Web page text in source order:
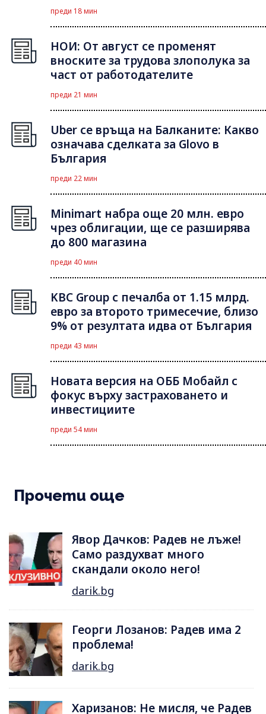
преди 18 мин
НОИ: От август се променят
вноските за трудова злополука за
част от работодателите
преди 21 мин
Uber се връща на Балканите: Какво
означава сделката за Glovo в
България
преди 22 мин
Minimart набра още 20 млн. евро
чрез облигации, ще се разширява
до 800 магазина
преди 40 мин
KBC Group с печалба от 1.15 млрд.
евро за второто тримесечие, близо
9% от резултата идва от България
преди 43 мин
Новата версия на ОББ Мобайл с
фокус върху застраховането и
инвестициите
преди 54 мин
Прочети още
Явор Дачков: Радев не лъже!
Само раздухват много
скандали около него!
darik.bg
Георги Лозанов: Радев има 2
проблема!
darik.bg
Харизанов: Не мисля, че Радев